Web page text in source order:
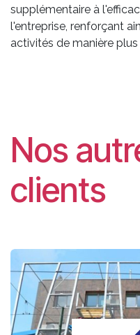
supplémentaire à
l'entreprise, renforçant
activités de manière
Nos
clients